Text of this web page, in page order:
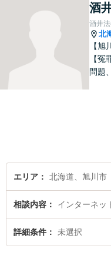
とを
りの
ださ
酒
酒井
北
【旭
【
問題
リー
エリア 北海道、旭川市
相談内容 インターネッ
詳細条件 未選択